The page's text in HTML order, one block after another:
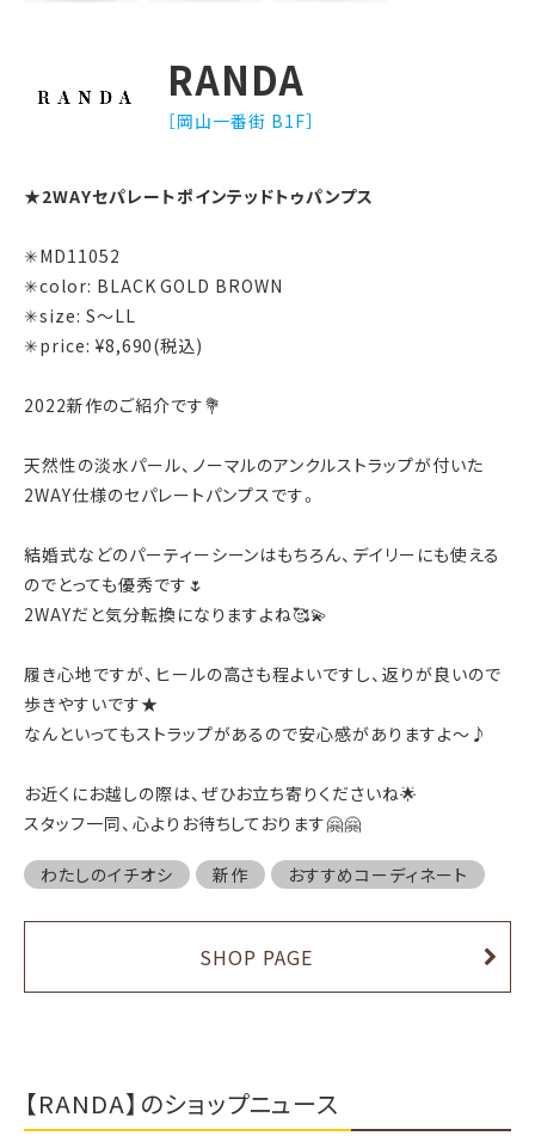
RANDA
［岡山一番街 B1F］
★2WAYセパレートポインテッドトゥパンプス
✳︎MD11052
✳︎color: BLACK GOLD BROWN
✳︎size: S〜LL
✳︎price: ¥8,690(税込)
2022新作のご紹介です💐
天然性の淡水パール、ノーマルのアンクルストラップが付いた
2WAY仕様のセパレートパンプスです。
結婚式などのパーティーシーンはもちろん、 デイリーにも使える
のでとっても優秀です 🌷
2WAYだと気分転換になりますよね🥰💫
履き心地ですが、ヒールの高さも程よいですし、返りが良いので
歩きやすいです★
なんといってもストラップがあるので安心感がありますよ〜♪
お近くにお越しの際は、ぜひお立ち寄りくださいね🌟
スタッフ一同、心よりお待ちしております🤗🤗
わたしのイチオシ 新作 おすすめコーディネート
SHOP PAGE
【RANDA】のショップニュース